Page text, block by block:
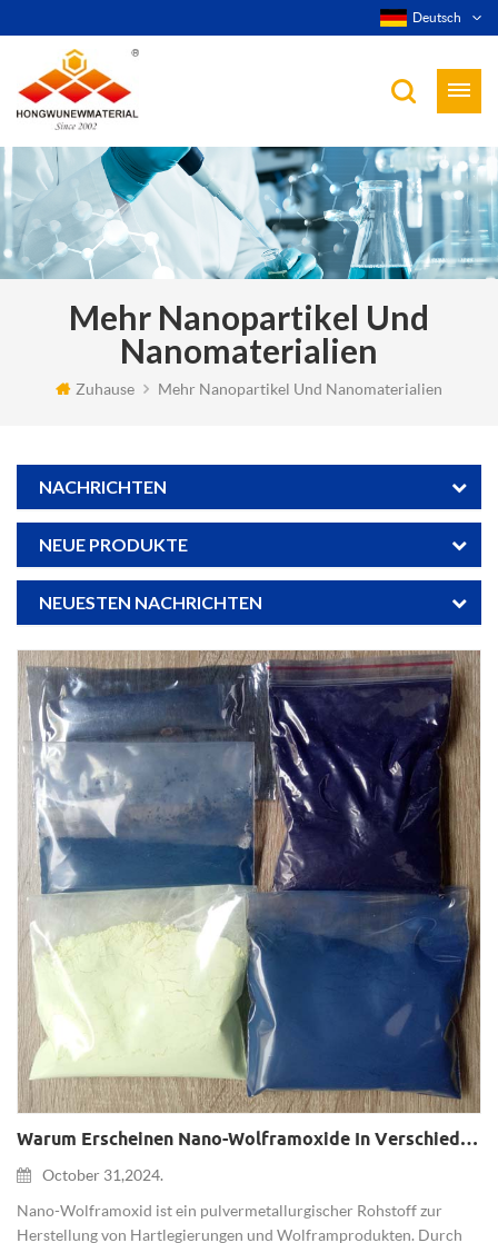
Deutsch
Mehr Nanopartikel Und
Nanomaterialien
Zuhause Mehr Nanopartikel Und Nanomaterialien
NACHRICHTEN
NEUE PRODUKTE
NEUESTEN NACHRICHTEN
Warum Erscheinen Nano-Wolframoxide In Verschiedenen Farben? (Gelb, Blau, Lila, Braun)
October 31,2024.
Nano-Wolframoxid ist ein pulvermetallurgischer Rohstoff zur
Herstellung von Hartlegierungen und Wolframprodukten. Durch